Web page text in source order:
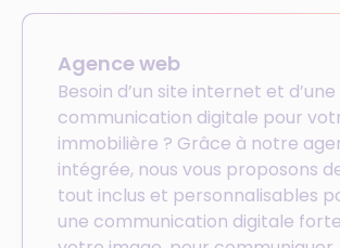
Agence web
Besoin d’un site internet et d’une
communication digitale pour
immobilière ? Grâce à notre
intégrée, nous vous proposons
tout inclus et personnalisables
une communication digitale